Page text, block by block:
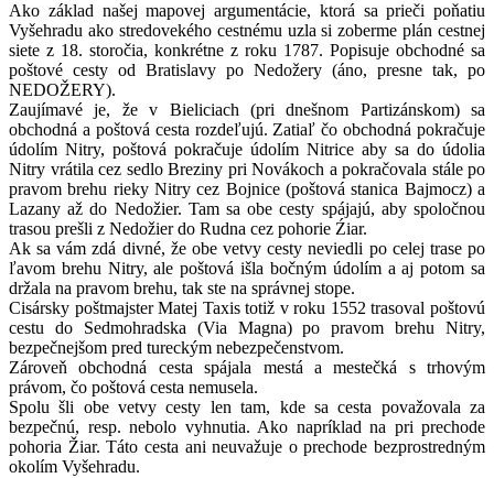
Ako základ našej mapovej argumentácie, ktorá sa prieči poňatiu
Vyšehradu ako stredovekého cestnému uzla si zoberme plán cestnej
siete z 18. storočia, konkrétne z roku 1787. Popisuje obchodné sa
poštové cesty od Bratislavy po Nedožery (áno, presne tak, po
NEDOŽERY).
Zaujímavé je, že v Bieliciach (pri dnešnom Partizánskom) sa
obchodná a poštová cesta rozdeľujú. Zatiaľ čo obchodná pokračuje
údolím Nitry, poštová pokračuje údolím Nitrice aby sa do údolia
Nitry vrátila cez sedlo Breziny pri Novákoch a pokračovala stále po
pravom brehu rieky Nitry cez Bojnice (poštová stanica Bajmocz) a
Lazany až do Nedožier. Tam sa obe cesty spájajú, aby spoločnou
trasou prešli z Nedožier do Rudna cez pohorie Źiar.
Ak sa vám zdá divné, že obe vetvy cesty neviedli po celej trase po
ľavom brehu Nitry, ale poštová išla bočným údolím a aj potom sa
držala na pravom brehu, tak ste na správnej stope.
Cisársky poštmajster Matej Taxis totiž v roku 1552 trasoval poštovú
cestu do Sedmohradska (Via Magna) po pravom brehu Nitry,
bezpečnejšom pred tureckým nebezpečenstvom.
Zároveň obchodná cesta spájala mestá a mestečká s trhovým
právom, čo poštová cesta nemusela.
Spolu šli obe vetvy cesty len tam, kde sa cesta považovala za
bezpečnú, resp. nebolo vyhnutia. Ako napríklad na pri prechode
pohoria Žiar. Táto cesta ani neuvažuje o prechode bezprostredným
okolím Vyšehradu.